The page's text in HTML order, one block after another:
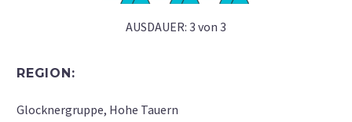
AUSDAUER: 3 von 3
REGION:
Glocknergruppe, Hohe Tauern